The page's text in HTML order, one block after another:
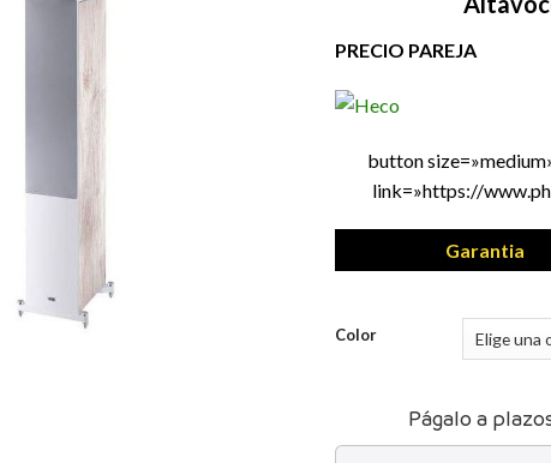
PRECIO PAREJA
button
link=»https://
Garantia
Color
Págalo a